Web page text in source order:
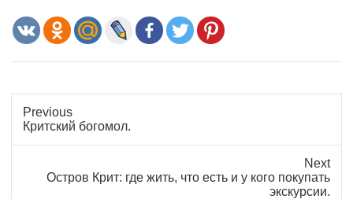
Previous
Previous
Критский богомол.
Next
NextОстров Крит: где жить, что есть и у кого покупать
экскурсии.